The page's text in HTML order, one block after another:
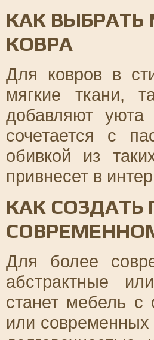
КАК
КОВРА
Для ковров в
мягкие ткани,
добавляют
сочетается с
обивкой из
привнесет в
КАК
Для более
абстрактные
станет мебель с
или современных